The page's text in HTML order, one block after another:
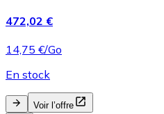
472,02 €
14,75 €/Go
En stock
Voir l’offre